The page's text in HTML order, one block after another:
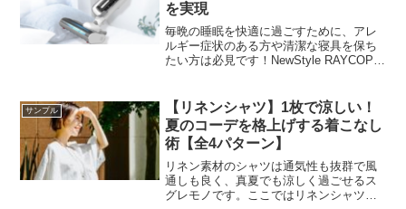
を実現
毎晩の睡眠を快適に過ごすために、アレ
ルギー症状のある方や清潔な寝具を保ち
たい方は必見です！NewStyle RAYCOPを
ックして、快適な睡眠を手に入れましょ
う！
サンプル
【リネンシャツ】1枚で涼しい！
夏のコーデを格上げする着こなし
術【全4パターン】
リネン素材のシャツは通気性も抜群で風
通しも良く、真夏でも涼しく過ごせるス
グレモノです。ここではリネンシャツを